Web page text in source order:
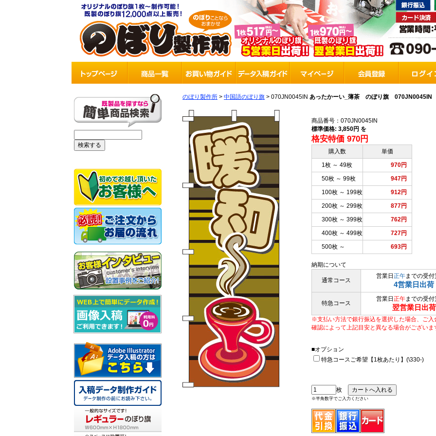
のぼり製作所 > 中国語のぼり旗 > 070JN0045IN あったかーい_薄茶 のぼり旗 070JN0045IN
商品番号：070JN0045IN
標準価格: 3,850円 を
格安特価 970円
購入数
単価
1枚 ～ 49枚
970円
50枚 ～ 99枚
947円
100枚 ～ 199枚
912円
200枚 ～ 299枚
877円
300枚 ～ 399枚
762円
400枚 ～ 499枚
727円
500枚 ～
693円
納期について
通常コース
営業日 正午までの受付
4営業日出荷
特急コース
営業日 正午までの受付
翌営業日出荷
※支払い方法で銀行振込を選択した場合、ご入
確認によって上記目安と異なる場合がございま
■オプション
特急コースご希望【1枚あたり】(\330-)
枚
※半角数字でご入力ください